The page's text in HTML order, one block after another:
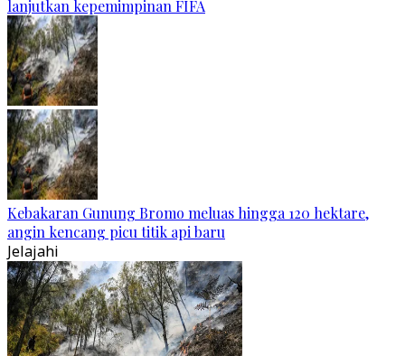
lanjutkan kepemimpinan FIFA
Kebakaran Gunung Bromo meluas hingga 120 hektare,
angin kencang picu titik api baru
Jelajahi